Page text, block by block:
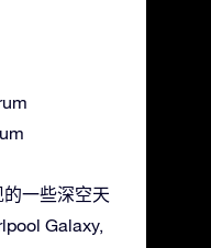
一些深空天
Galaxy,